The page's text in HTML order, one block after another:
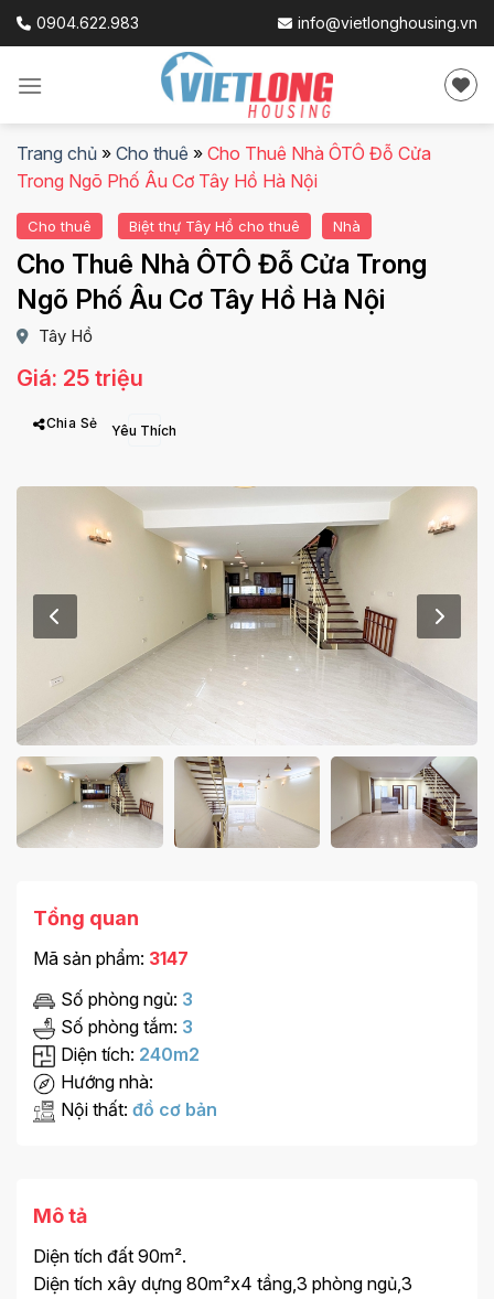
Skip
0904.622.983 info@vietlonghousing.vn
Trang chủ » Cho thuê » Cho Thuê Nhà ÔTÔ Đỗ Cửa
Trong Ngõ Phố Âu Cơ Tây Hồ Hà Nội
Cho thuê Biệt thự Tây Hồ cho thuê Nhà
Cho Thuê Nhà ÔTÔ Đỗ Cửa Trong
Ngõ Phố Âu Cơ Tây Hồ Hà Nội
Tây Hồ
Giá: 25 triệu
Chia Sẻ
Tổng quan
Mã sản phẩm: 3147
Số phòng ngủ: 3
Số phòng tắm: 3
Diện tích: 240m2
Hướng nhà:
Nội thất: đồ cơ bản
Mô tả
Diện tích đất 90m².
Diện tích xây dựng 80m²x4 tầng,3 phòng ngủ,3